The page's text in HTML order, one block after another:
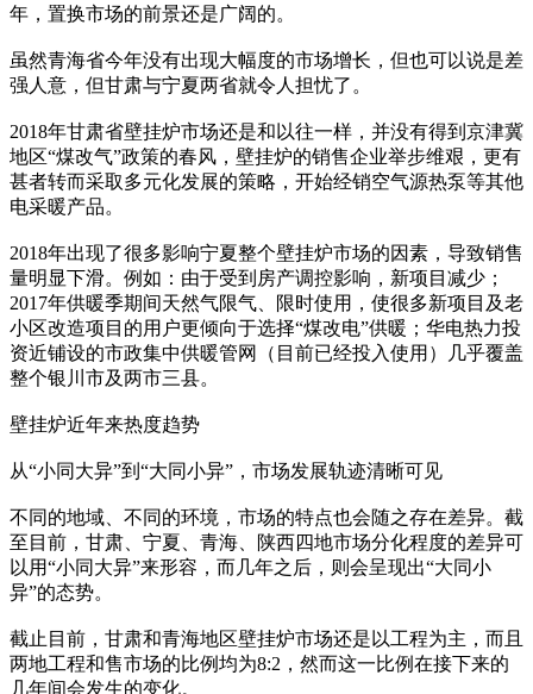
年，置换市场的前景还是广阔的。
虽然青海省今年没有出现大幅度的市场增长，但也可以说是差
强人意，但甘肃与宁夏两省就令人担忧了。
2018年甘肃省壁挂炉市场还是和以往一样，并没有得到京津冀
地区“煤改气”政策的春风，壁挂炉的销售企业举步维艰，更有
甚者转而采取多元化发展的策略，开始经销空气源热泵等其他
电采暖产品。
2018年出现了很多影响宁夏整个壁挂炉市场的因素，导致销售
量明显下滑。例如：由于受到房产调控影响，新项目减少；
2017年供暖季期间天然气限气、限时使用，使很多新项目及老
小区改造项目的用户更倾向于选择“煤改电”供暖；华电热力投
资近铺设的市政集中供暖管网（目前已经投入使用）几乎覆盖
整个银川市及两市三县。
壁挂炉近年来热度趋势
从“小同大异”到“大同小异”，市场发展轨迹清晰可见
不同的地域、不同的环境，市场的特点也会随之存在差异。截
至目前，甘肃、宁夏、青海、陕西四地市场分化程度的差异可
以用“小同大异”来形容，而几年之后，则会呈现出“大同小
异”的态势。
截止目前，甘肃和青海地区壁挂炉市场还是以工程为主，而且
两地工程和售市场的比例均为8:2，然而这一比例在接下来的
几年间会发生的变化。